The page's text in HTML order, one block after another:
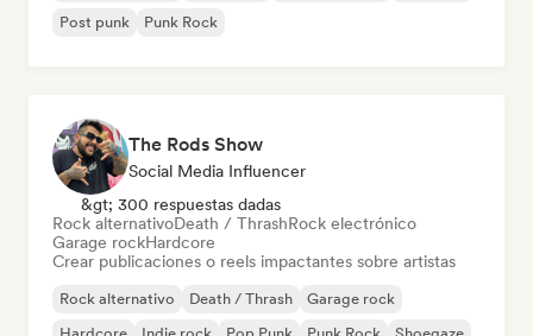
Post punk
Punk Rock
The Rods Show
Social Media Influencer
&gt; 300 respuestas dadas
Rock alternativoDeath / ThrashRock electrónico
Garage rockHardcore
Crear publicaciones o reels impactantes sobre artistas
Rock alternativo Death / Thrash
Garage rock